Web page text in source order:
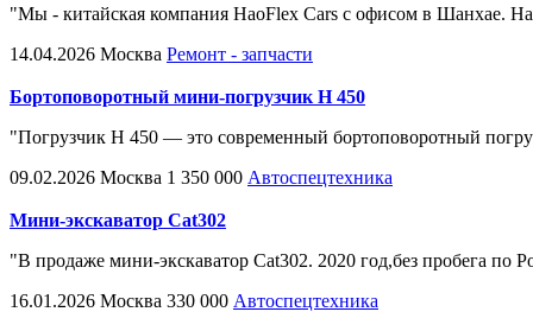
"Мы - китайская компания HaoFlex Cars с офисом в Шанхае.
14.04.2026 Москва Ремонт - запчасти
Бортоповоротный мини-погрузчик H 450
"Погрузчик H 450 — это современный бортоповоротный
09.02.2026 Москва 1 350 000 Автоспецтехника
Мини-экскаватор Cat302
"В продаже мини-экскаватор Cat302. 2020 год,без пробега по
16.01.2026 Москва 330 000 Автоспецтехника